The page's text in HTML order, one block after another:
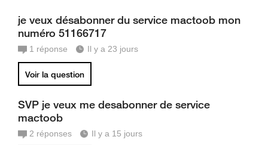
je veux désabonner du service mactoob mon
numéro 51166717
1 réponse Il y a 23 jours
Voir la question
SVP je veux me desabonner de service
mactoob
2 réponses Il y a 15 jours